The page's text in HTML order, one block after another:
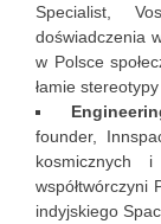
Specialist,
doświadczenia
w Polsce
łamie
founder,
kosmicznych
współtwórczyni
indyjskiego